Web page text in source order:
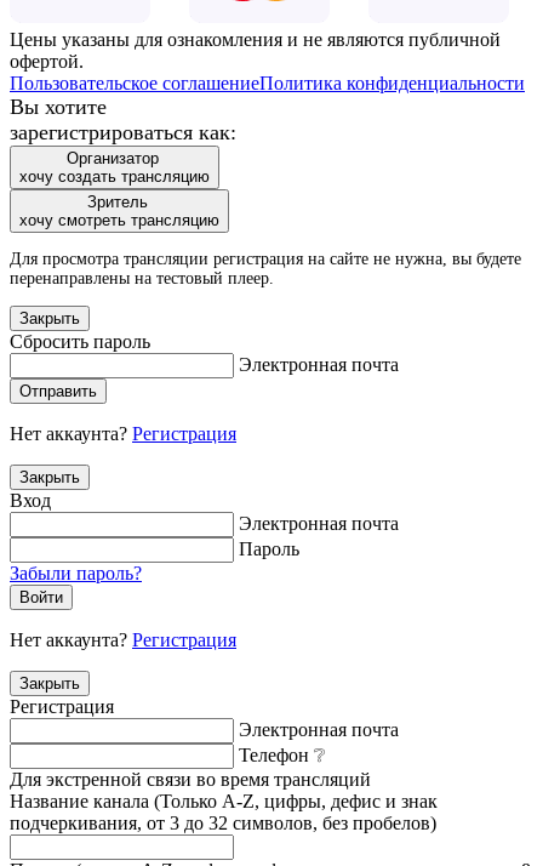
Цены указаны для ознакомления и не являются публичной
офертой.
Пользовательское соглашениеПолитика конфиденциальности
Вы хотите
зарегистрироваться как:
Организатор
хочу создать трансляцию
Зритель
хочу смотреть трансляцию
Для просмотра трансляции регистрация на сайте не нужна, вы будете
перенаправлены на тестовый плеер.
Закрыть
Сбросить пароль
Электронная почта
Отправить
Нет аккаунта? Регистрация
Закрыть
Вход
Электронная почта
Пароль
Забыли пароль?
Войти
Нет аккаунта? Регистрация
Закрыть
Регистрация
Электронная почта
Телефон ❔
Для экстренной связи во время трансляций
Название канала (Только A-Z, цифры, дефис и знак
подчеркивания, от 3 до 32 символов, без пробелов)